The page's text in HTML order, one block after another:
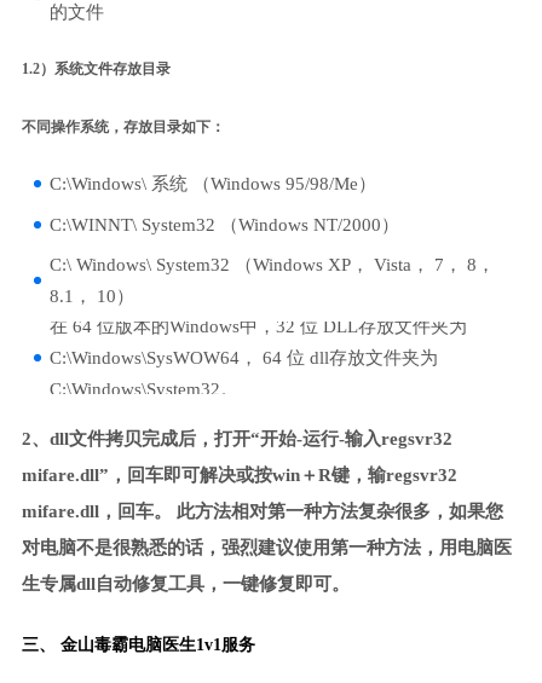
的文件
1.2）系统文件存放目录
不同操作系统，存放目录如下：
C:\Windows\ 系统 （Windows 95/98/Me）
C:\WINNT\ System32 （Windows NT/2000）
C:\ Windows\ System32 （Windows XP， Vista， 7， 8，
8.1， 10）
在 64 位版本的Windows中，32 位 DLL存放文件夹为
C:\Windows\SysWOW64， 64 位 dll存放文件夹为
C:\Windows\System32。
2、dll文件拷贝完成后，打开“开始-运行-输入regsvr32
mifare.dll”，回车即可解决或按win＋R键，输regsvr32
mifare.dll，回车。 此方法相对第一种方法复杂很多，如果您
对电脑不是很熟悉的话，强烈建议使用第一种方法，用电脑医
生专属dll自动修复工具，一键修复即可。
三、 金山毒霸电脑医生1v1服务